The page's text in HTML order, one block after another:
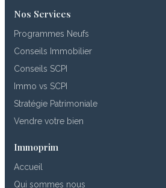
Nos Services
Programmes Neufs
Conseils Immobilier
Conseils SCPI
Immo vs SCPI
Stratégie Patrimoniale
Vendre votre bien
Immoprim
Accueil
Qui sommes nous